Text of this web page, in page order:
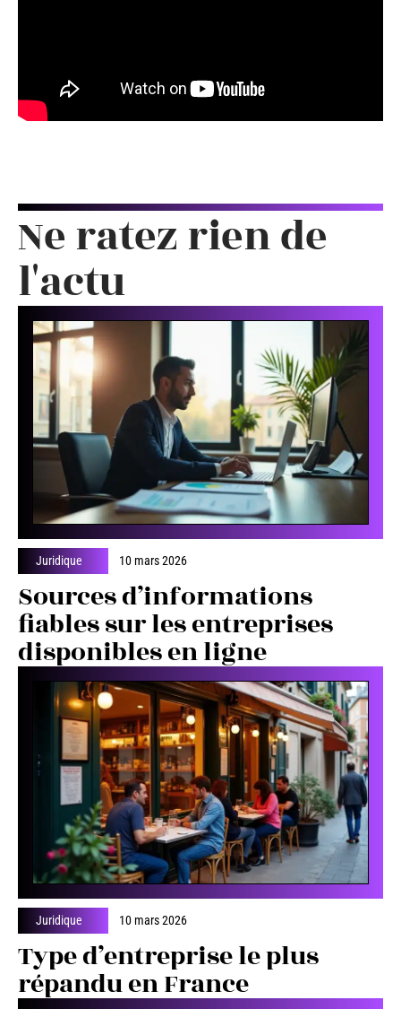
Ne ratez rien de
l'actu
Juridique 10 mars 2026
Sources d’informations
fiables sur les entreprises
disponibles en ligne
Juridique 10 mars 2026
Type d’entreprise le plus
répandu en France